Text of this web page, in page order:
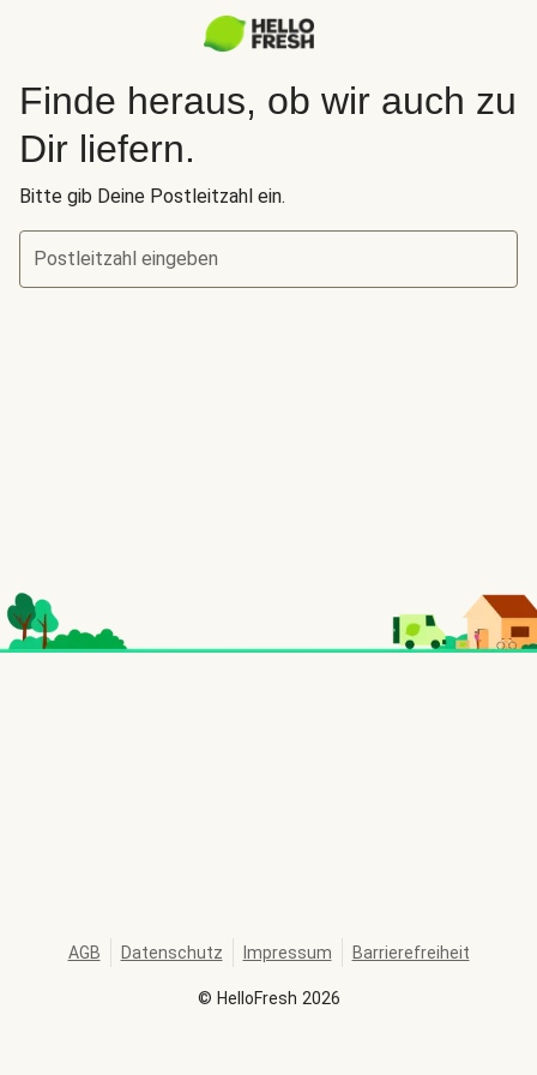
Finde heraus, ob wir auch zu
Dir liefern.
Bitte gib Deine Postleitzahl ein.
Postleitzahl eingeben
© HelloFresh 2026
AGB Datenschutz Impressum Barrierefreiheit